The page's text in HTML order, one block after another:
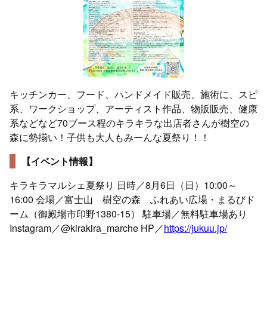
キッチンカー、フード、ハンドメイド販売、施術に、スピ
系、ワークショップ、アーティスト作品、物販販売、健康
系などなど70ブース程のキラキラな出店者さんが樹空の
森に勢揃い！子供も大人もみーんな夏祭り！！
【イベント情報】
キラキラマルシェ夏祭り 日時／8月6日（日）10:00～
16:00 会場／富士山 樹空の森 ふれあい広場・まるびド
ーム（御殿場市印野1380-15） 駐車場／無料駐車場あり
Instagram／@kirakira_marche HP／https://jukuu.jp/